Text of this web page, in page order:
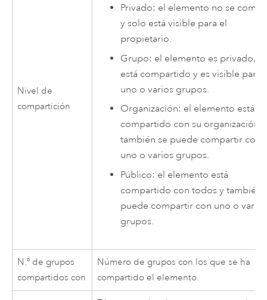
Nivel de
compartición
Privado: el elemento no se
y solo está visible para el
propietario.
Grupo: el elemento es privado,
está compartido y es visible para
uno o varios grupos.
Organización: el elemento está
compartido con su organización y
también se puede compartir con
uno o varios grupos.
Público: el elemento está
compartido con todos y también
puede compartir con uno o varios
grupos.
N.º de grupos
compartidos con
Número de grupos con los que se ha
compartido el elemento.